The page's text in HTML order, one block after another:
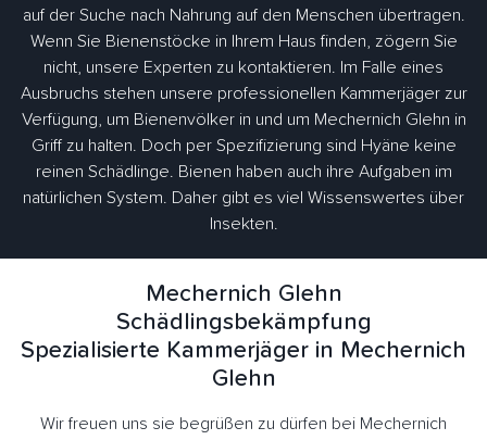
auf der Suche nach Nahrung auf den Menschen übertragen.
Wenn Sie Bienenstöcke in Ihrem Haus finden, zögern Sie
nicht, unsere Experten zu kontaktieren. Im Falle eines
Ausbruchs stehen unsere professionellen Kammerjäger zur
Verfügung, um Bienenvölker in und um Mechernich Glehn in
Griff zu halten. Doch per Spezifizierung sind Hyäne keine
reinen Schädlinge. Bienen haben auch ihre Aufgaben im
natürlichen System. Daher gibt es viel Wissenswertes über
Insekten.
Mechernich Glehn
Schädlingsbekämpfung
Spezialisierte Kammerjäger in Mechernich
Glehn
Wir freuen uns sie begrüßen zu dürfen bei Mechernich